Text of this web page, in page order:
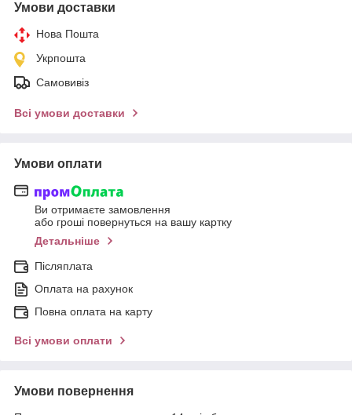
Умови доставки
Нова Пошта
Укрпошта
Самовивіз
Всі умови доставки
Умови оплати
Ви отримаєте замовлення
або гроші повернуться на вашу картку
Детальніше
Післяплата
Оплата на рахунок
Повна оплата на карту
Всі умови оплати
Умови повернення